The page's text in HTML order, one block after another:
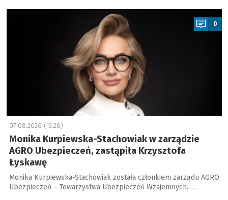
a
0
07.08.2026 (13:28)
Monika Kurpiewska-Stachowiak w zarządzie
AGRO Ubezpieczeń, zastąpiła Krzysztofa
Łyskawę
Monika Kurpiewska-Stachowiak została członkiem zarządu AGRO
Ubezpieczeń – Towarzystwa Ubezpieczeń Wzajemnych. …